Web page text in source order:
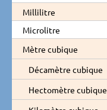
Millilitre
Microlitre
Mètre cubique
Décamètre cubique
Hectomètre cubique